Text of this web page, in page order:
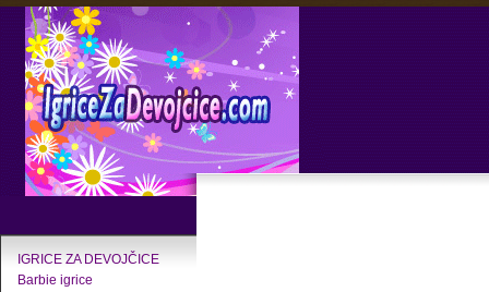
IGRICE ZA DEVOJČICE
Barbie igrice